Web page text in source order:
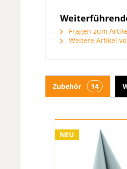
Fragen zum
Weitere Artikel
Zubehör 14
NEU